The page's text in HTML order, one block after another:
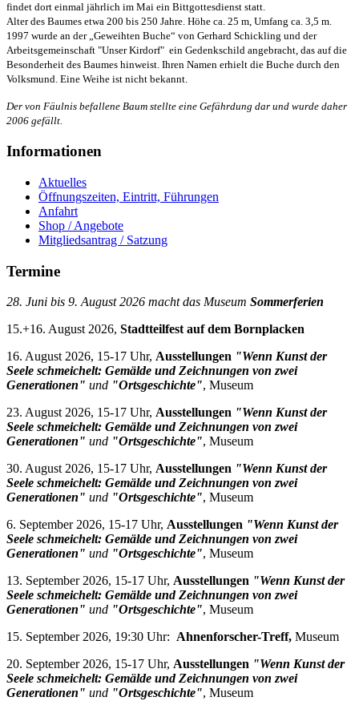
findet dort einmal jährlich im Mai ein Bittgottesdienst statt.
Alter des Baumes etwa 200 bis 250 Jahre. Höhe ca. 25 m, Umfang ca. 3,5 m.
1997 wurde an der „Geweihten Buche“ von Gerhard Schickling und der
Arbeitsgemeinschaft "Unser Kirdorf" ein Gedenkschild angebracht, das auf die
Besonderheit des Baumes hinweist. Ihren Namen erhielt die Buche durch den
Volksmund. Eine Weihe ist nicht bekannt.
Der von Fäulnis befallene Baum stellte eine Gefährdung dar und wurde daher
2006 gefällt.
Informationen
Aktuelles
Öffnungszeiten, Eintritt, Führungen
Anfahrt
Shop / Angebote
Mitgliedsantrag / Satzung
Termine
28. Juni bis 9. August 2026 macht das Museum Sommerferien
15.+16. August 2026, Stadtteilfest auf dem Bornplacken
16. August 2026, 15-17 Uhr, Ausstellungen "Wenn Kunst der
Seele schmeichelt: Gemälde und Zeichnungen von zwei
Generationen" und "Ortsgeschichte", Museum
23. August 2026, 15-17 Uhr, Ausstellungen "Wenn Kunst der
Seele schmeichelt: Gemälde und Zeichnungen von zwei
Generationen" und "Ortsgeschichte", Museum
30. August 2026, 15-17 Uhr, Ausstellungen "Wenn Kunst der
Seele schmeichelt: Gemälde und Zeichnungen von zwei
Generationen" und "Ortsgeschichte", Museum
6. September 2026, 15-17 Uhr, Ausstellungen "Wenn Kunst der
Seele schmeichelt: Gemälde und Zeichnungen von zwei
Generationen" und "Ortsgeschichte", Museum
13. September 2026, 15-17 Uhr, Ausstellungen "Wenn Kunst der
Seele schmeichelt: Gemälde und Zeichnungen von zwei
Generationen" und "Ortsgeschichte", Museum
15. September 2026, 19:30 Uhr: Ahnenforscher-Treff, Museum
20. September 2026, 15-17 Uhr, Ausstellungen "Wenn Kunst der
Seele schmeichelt: Gemälde und Zeichnungen von zwei
Generationen" und "Ortsgeschichte", Museum